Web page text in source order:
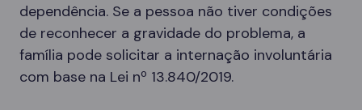
dependência. Se a pessoa não tiver condições
de reconhecer a gravidade do problema, a
família pode solicitar a internação involuntária
com base na Lei nº 13.840/2019.